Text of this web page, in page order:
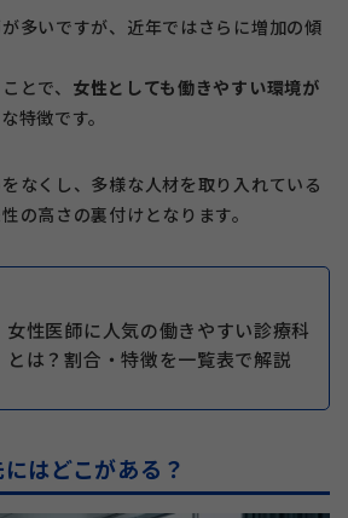
多いですが、近年ではさらに増加の傾
とで、 女性としても働きやすい環境が
特徴です。
なくし、多様な人材を取り入れている
の高さの裏付けとなります。
女性医師に人気の働きやすい診療科
とは？割合・特徴を一覧表で解説
はどこがある？